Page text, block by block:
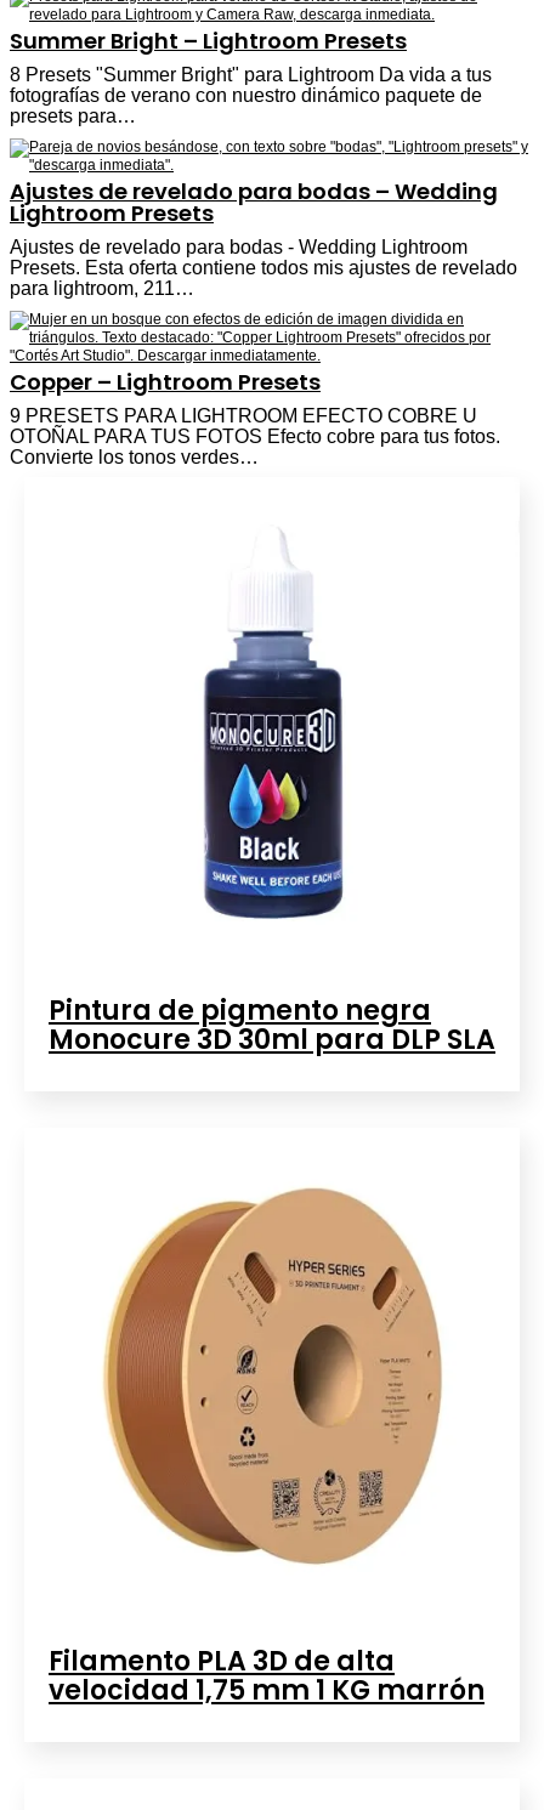
Summer Bright – Lightroom Presets
8 Presets "Summer Bright" para Lightroom Da vida a tus
fotografías de verano con nuestro dinámico paquete de
presets para…
Ajustes de revelado para bodas – Wedding
Lightroom Presets
Ajustes de revelado para bodas - Wedding Lightroom
Presets. Esta oferta contiene todos mis ajustes de revelado
para lightroom, 211…
Copper – Lightroom Presets
9 PRESETS PARA LIGHTROOM EFECTO COBRE U
OTOÑAL PARA TUS FOTOS Efecto cobre para tus fotos.
Convierte los tonos verdes…
Pintura de pigmento negra
Monocure 3D 30ml para DLP SLA
Filamento PLA 3D de alta
velocidad 1,75 mm 1 KG marrón